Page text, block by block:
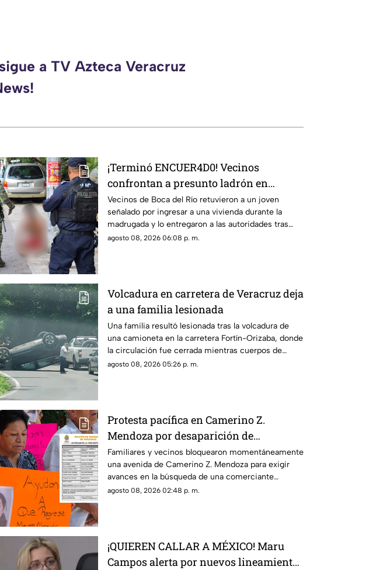
a TV Azteca Veracruz
¡Terminó ENCUER4D0! Vecinos
confrontan a presunto ladrón en
Infonavit de Boca del Río
Vecinos de Boca del Río retuvieron a un joven
señalado por ingresar a una vivienda durante la
madrugada y lo entregaron a las autoridades tras
exhibirlo.
agosto 08, 2026 06:08 p. m.
Volcadura en carretera de Veracruz deja
a una familia lesionada
Una familia resultó lesionada tras la volcadura de
una camioneta en la carretera Fortín-Orizaba, donde
la circulación fue cerrada mientras cuerpos de
emergencia atendían el accidente.
agosto 08, 2026 05:26 p. m.
Protesta pacífica en Camerino Z.
Mendoza por desaparición de
comerciante; ¿qué exige su familia?
Familiares y vecinos bloquearon momentáneamente
una avenida de Camerino Z. Mendoza para exigir
avances en la búsqueda de una comerciante
desaparecida desde el jueves.
agosto 08, 2026 02:48 p. m.
¡QUIEREN CALLAR A MÉXICO! Maru
Campos alerta por nuevos lineamientos